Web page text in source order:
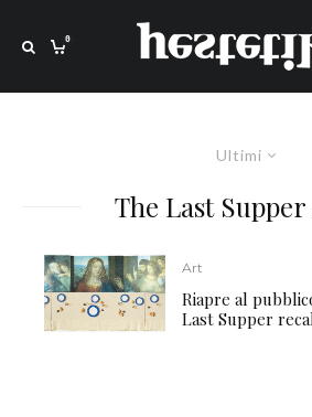
0
Ultimi
The Last
Art
Riapre al
Last Supper